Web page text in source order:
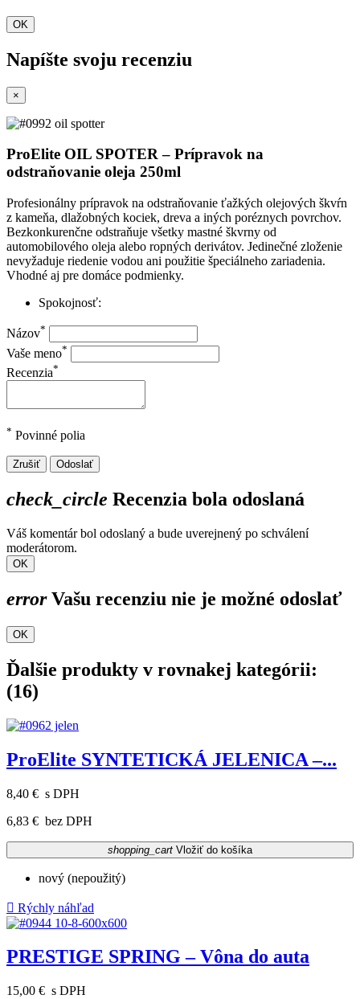
OK
Napíšte svoju recenziu
×
ProElite OIL SPOTER – Prípravok na
odstraňovanie oleja 250ml
Profesionálny prípravok na odstraňovanie ťažkých olejových škvŕn
z kameňa, dlažobných kociek, dreva a iných poréznych povrchov.
Bezkonkurenčne odstraňuje všetky mastné škvrny od
automobilového oleja alebo ropných derivátov. Jedinečné zloženie
nevyžaduje riedenie vodou ani použitie špeciálneho zariadenia.
Vhodné aj pre domáce podmienky.
Spokojnosť:
Názov*
Vaše meno*
Recenzia*
* Povinné polia
Zrušiť Odoslať
check_circle Recenzia bola odoslaná
Váš komentár bol odoslaný a bude uverejnený po schválení
moderátorom.
OK
errorVašu recenziu nie je možné odoslať
OK
Ďalšie produkty v rovnakej kategórii:
(16)
ProElite SYNTETICKÁ JELENICA –...
8,40 € s DPH
6,83 € bez DPH
shopping_cart Vložiť do košíka
nový (nepoužitý)
 Rýchly náhľad
PRESTIGE SPRING – Vôna do auta
15,00 € s DPH